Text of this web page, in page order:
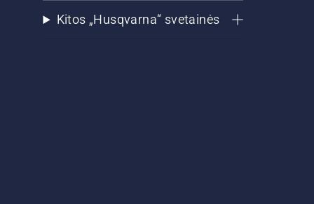
Kitos „Husqvarna“ svetainės